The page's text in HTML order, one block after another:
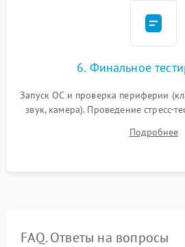
6. Финальное
Запуск ОС и проверка периферии
звук, камера). Проведение стресс-
для контроля температурного
системы под пиковой
Подробнее
FAQ. Ответы на вопросы